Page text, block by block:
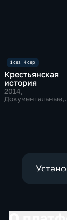
Крестьянская
история
2014,
Документальные,